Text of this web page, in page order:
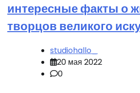
интересные факты о
творцов великого
studiohallo_
20 мая 2022
0